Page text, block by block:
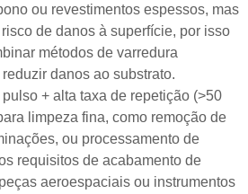
ou revestimentos espessos, mas
de danos à superfície, por isso
métodos de varredura
danos ao substrato.
+ alta taxa de repetição (>50
limpeza fina, como remoção de
ou processamento de
requisitos de acabamento de
aeroespaciais ou instrumentos